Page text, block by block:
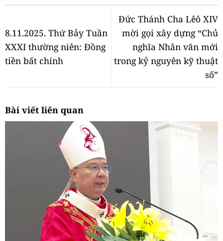
8.11.2025. Thứ Bảy Tuần
XXXI thường niên: Đồng
tiền bất chính
Đức Thánh Cha Lêô XIV
mời gọi xây dựng “Chủ
nghĩa Nhân văn mới
trong kỷ nguyên kỹ thuật
số”
Bài viết liên quan